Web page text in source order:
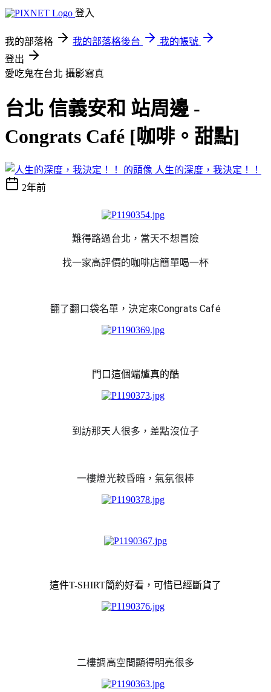
登入
我的部落格 我的部落格後台
我的帳號
登出
愛吃鬼在台北 攝影寫真
台北 信義安和 站周邊 -
Congrats Café [咖啡。甜點]
人生的深度，我決定！！
2年前
難得路過台北，當天不想冒險
找一家高評價的咖啡店簡單喝一杯
翻了翻口袋名單，決定來Congrats Café
門口這個端爐真的酷
到訪那天人很多，差點沒位子
一樓燈光較昏暗，氣氛很棒
這件T-SHIRT簡約好看，可惜已經斷貨了
二樓調高空間顯得明亮很多